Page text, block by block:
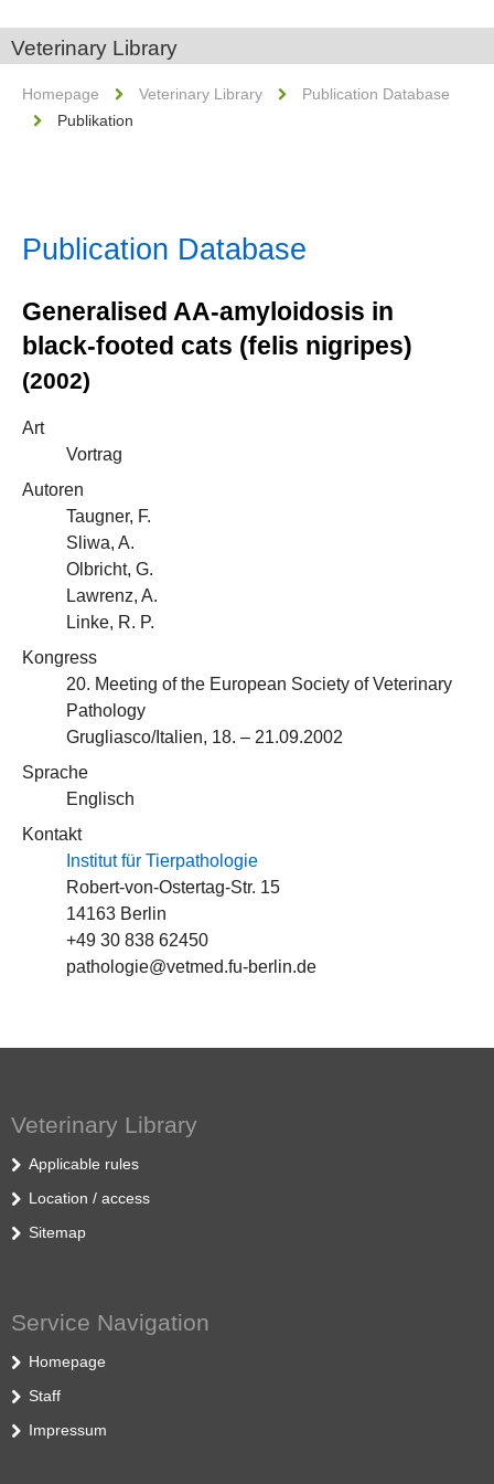
Veterinary Library
Homepage Veterinary Library
Publication Database
Publikation
Publication Database
Generalised AA-amyloidosis in
black-footed cats (felis nigripes)
(2002)
Art
Vortrag
Autoren
Taugner, F.
Sliwa, A.
Olbricht, G.
Lawrenz, A.
Linke, R. P.
Kongress
20. Meeting of the European Society of Veterinary
Pathology
Grugliasco/Italien, 18. – 21.09.2002
Sprache
Englisch
Kontakt
Institut für Tierpathologie
Robert-von-Ostertag-Str. 15
14163 Berlin
+49 30 838 62450
pathologie@vetmed.fu-berlin.de
Veterinary Library
Applicable rules
Location / access
Sitemap
Service Navigation
Homepage
Staff
Impressum